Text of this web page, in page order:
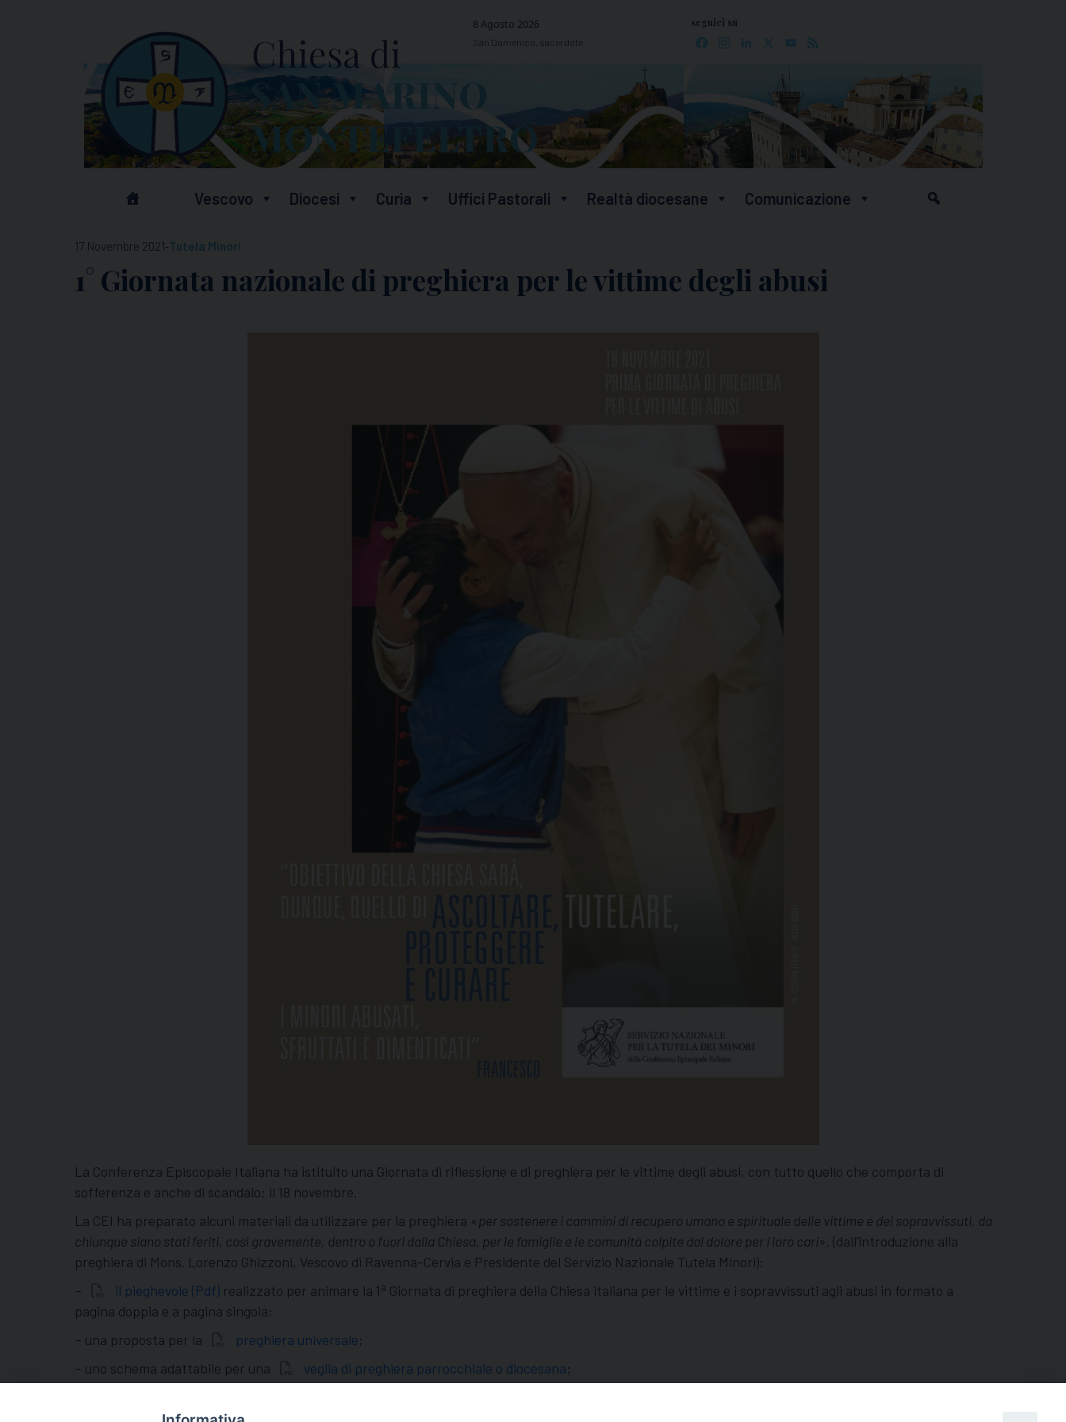
8 Agosto 2026
San Domenico, sacerdote
seguici su
Facebook
Instagram
LinkedIn YouTube
Vescovo Diocesi Curia Uffici Pastorali Realtà diocesane Comunicazione
17 Novembre 2021-Tutela Minori
1° Giornata nazionale di preghiera per le vittime degli abusi
La Conferenza Episcopale Italiana ha istituito una Giornata di riflessione e di preghiera per le vittime degli abusi, con tutto quello che comporta di
sofferenza e anche di scandalo: il 18 novembre.
La CEI ha preparato alcuni materiali da utilizzare per la preghiera « per sostenere i cammini di recupero umano e spirituale delle vittime e dei sopravvissuti, da
chiunque siano stati feriti, così gravemente, dentro o fuori dalla Chiesa, per le famiglie e le comunità colpite dal dolore per i loro cari». (dall’introduzione alla
preghiera di Mons. Lorenzo Ghizzoni, Vescovo di Ravenna-Cervia e Presidente del Servizio Nazionale Tutela Minori):
–
il pieghevole (Pdf) realizzato per animare la 1a Giornata di preghiera della Chiesa italiana per le vittime e i sopravvissuti agli abusi in formato a
pagina doppia e a pagina singola;
– una proposta per la
preghiera universale;
– uno schema adattabile per una
veglia di preghiera parrocchiale o diocesana;